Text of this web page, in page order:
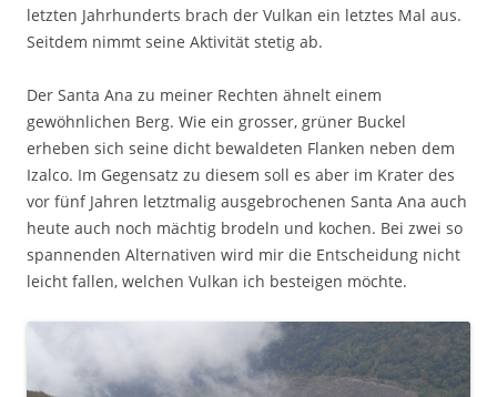
letzten Jahrhunderts brach der Vulkan ein letztes Mal aus.
Seitdem nimmt seine Aktivität stetig ab.
Der Santa Ana zu meiner Rechten ähnelt einem
gewöhnlichen Berg. Wie ein grosser, grüner Buckel
erheben sich seine dicht bewaldeten Flanken neben dem
Izalco. Im Gegensatz zu diesem soll es aber im Krater des
vor fünf Jahren letztmalig ausgebrochenen Santa Ana auch
heute auch noch mächtig brodeln und kochen. Bei zwei so
spannenden Alternativen wird mir die Entscheidung nicht
leicht fallen, welchen Vulkan ich besteigen möchte.